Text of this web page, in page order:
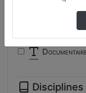
Conférence
Cours
Interview
Disciplines